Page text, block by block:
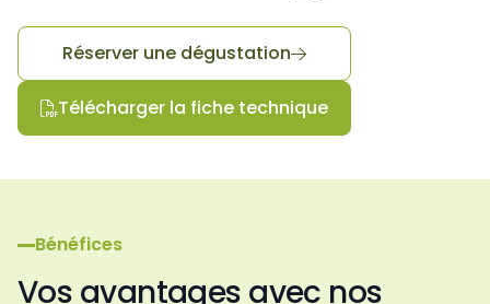
Télécharger la fiche technique
Réserver une dégustation
Bénéfices
Vos avantages avec nos